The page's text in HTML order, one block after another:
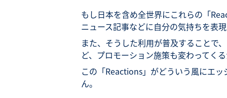
もし日本を含め全世界にこれらの「
ニュース記事などに自分の気持ちを表
また、そうした利用が普及することで
ど、プロモーション施策も変わってく
この「Reactions」がどういう風にエ
ん。